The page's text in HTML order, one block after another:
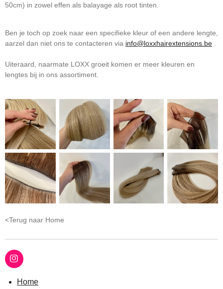
50cm) in zowel effen als balayage als root tinten.
Ben je toch op zoek naar een specifieke kleur of een andere lengte,
aarzel dan niet ons te contacteren via info@loxxhairextensions.be
Uiteraard, naarmate LOXX groeit komen er meer kleuren en
lengtes bij in ons assortiment.
<Terug naar Home
I
n
Home